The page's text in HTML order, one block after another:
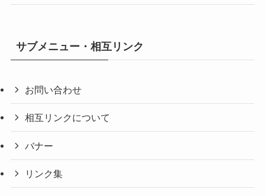
サブメニュー・相互リンク
お問い合わせ
相互リンクについて
バナー
リンク集